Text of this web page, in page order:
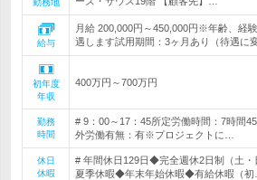
勤務地
給与
月給 200,000円～450,000円※年齢、経
遇します試用期間：3ヶ月あり（待遇に
初年度
年収
400万円～700万円
勤務
時間
# 9：00～17：45所定労働時間：7時間
外労働有無：有※プロジェクトに…
休日
休暇
# 年間休日129日◆完全週休2日制（土
夏季休暇◆年末年始休暇◆有給休暇（初